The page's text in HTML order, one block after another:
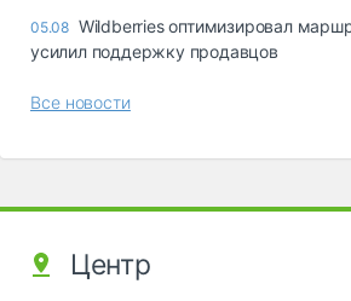
05.08 Wildberries оптимизировал
усилил поддержку продавцов
Все новости
Центр